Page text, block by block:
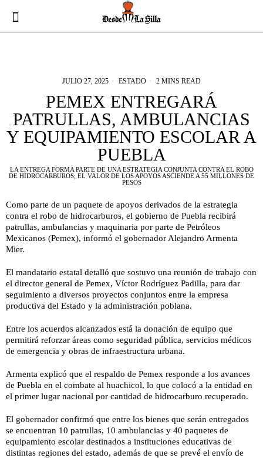
JULIO 27, 2025 ESTADO 2 MINS READ
PEMEX ENTREGARÁ
PATRULLAS, AMBULANCIAS
Y EQUIPAMIENTO ESCOLAR A
PUEBLA
LA ENTREGA FORMA PARTE DE UNA ESTRATEGIA CONJUNTA CONTRA EL ROBO
DE HIDROCARBUROS; EL VALOR DE LOS APOYOS ASCIENDE A 55 MILLONES DE
PESOS
Como parte de un paquete de apoyos derivados de la estrategia
contra el robo de hidrocarburos, el gobierno de Puebla recibirá
patrullas, ambulancias y maquinaria por parte de Petróleos
Mexicanos (Pemex), informó el gobernador Alejandro Armenta
Mier.
El mandatario estatal detalló que sostuvo una reunión de trabajo con
el director general de Pemex, Víctor Rodríguez Padilla, para dar
seguimiento a diversos proyectos conjuntos entre la empresa
productiva del Estado y la administración poblana.
Entre los acuerdos alcanzados está la donación de equipo que
permitirá reforzar áreas como seguridad pública, servicios médicos
de emergencia y obras de infraestructura urbana.
Armenta explicó que el respaldo de Pemex responde a los avances
de Puebla en el combate al huachicol, lo que colocó a la entidad en
el primer lugar nacional por cantidad de hidrocarburo recuperado.
El gobernador confirmó que entre los bienes que serán entregados
se encuentran 10 patrullas, 10 ambulancias y 40 paquetes de
equipamiento escolar destinados a instituciones educativas de
distintas regiones del estado, además de que se prevé el envío de